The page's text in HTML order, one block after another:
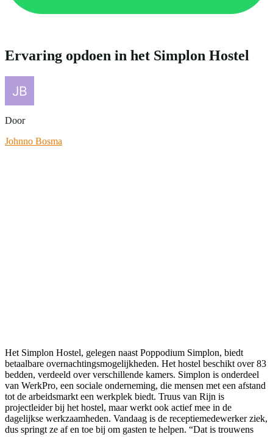
Ervaring opdoen in het Simplon Hostel
Door
Johnno Bosma
Het Simplon Hostel, gelegen naast Poppodium Simplon, biedt
betaalbare overnachtingsmogelijkheden. Het hostel beschikt over 83
bedden, verdeeld over verschillende kamers. Simplon is onderdeel
van WerkPro, een sociale onderneming, die mensen met een afstand
tot de arbeidsmarkt een werkplek biedt. Truus van Rijn is
projectleider bij het hostel, maar werkt ook actief mee in de
dagelijkse werkzaamheden. Vandaag is de receptiemedewerker ziek,
dus springt ze af en toe bij om gasten te helpen. “Dat is trouwens